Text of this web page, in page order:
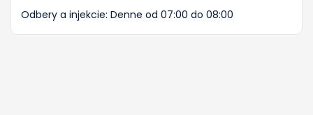
Odbery a injekcie: Denne od 07:00 do 08:00